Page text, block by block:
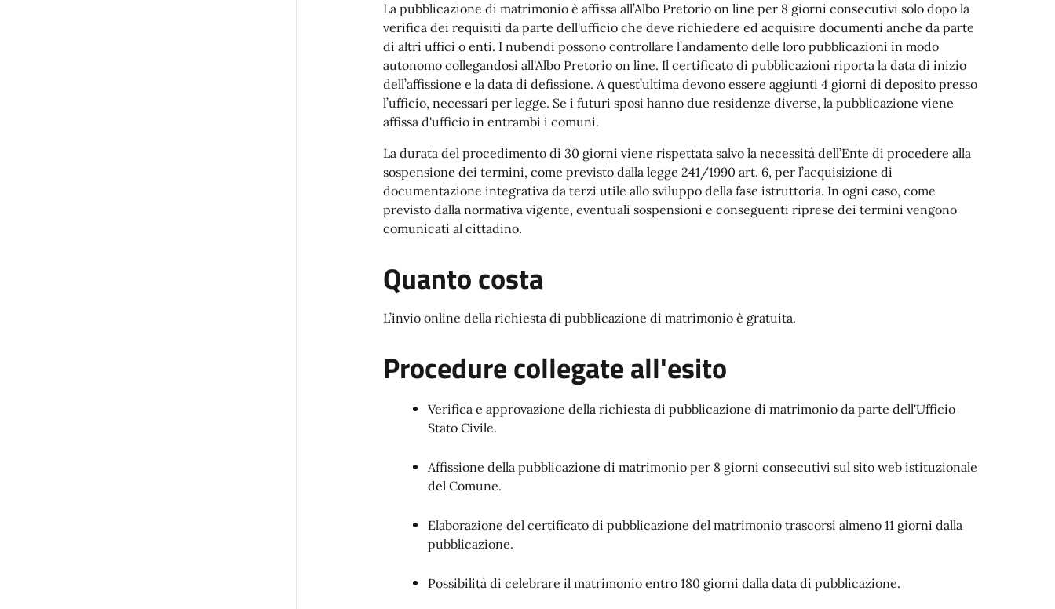
La pubblicazione di matrimonio è affissa all’Albo Pretorio on line per 8 giorni consecutivi solo dopo la
verifica dei requisiti da parte dell'ufficio che deve richiedere ed acquisire documenti anche da parte
di altri uffici o enti. I nubendi possono controllare l’andamento delle loro pubblicazioni in modo
autonomo collegandosi all'Albo Pretorio on line. Il certificato di pubblicazioni riporta la data di inizio
dell’affissione e la data di defissione. A quest’ultima devono essere aggiunti 4 giorni di deposito presso
l’ufficio, necessari per legge. Se i futuri sposi hanno due residenze diverse, la pubblicazione viene
affissa d'ufficio in entrambi i comuni.
La durata del procedimento di 30 giorni viene rispettata salvo la necessità dell’Ente di procedere alla
sospensione dei termini, come previsto dalla legge 241/1990 art. 6, per l’acquisizione di
documentazione integrativa da terzi utile allo sviluppo della fase istruttoria. In ogni caso, come
previsto dalla normativa vigente, eventuali sospensioni e conseguenti riprese dei termini vengono
comunicati al cittadino.
Quanto costa
L’invio online della richiesta di pubblicazione di matrimonio è gratuita.
Procedure collegate all'esito
Verifica e approvazione della richiesta di pubblicazione di matrimonio da parte dell'Ufficio
Stato Civile.
Affissione della pubblicazione di matrimonio per 8 giorni consecutivi sul sito web istituzionale
del Comune.
Elaborazione del certificato di pubblicazione del matrimonio trascorsi almeno 11 giorni dalla
pubblicazione.
Possibilità di celebrare il matrimonio entro 180 giorni dalla data di pubblicazione.